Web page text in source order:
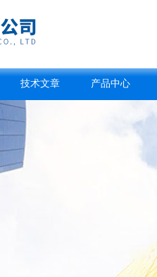
技术文章 产品中心